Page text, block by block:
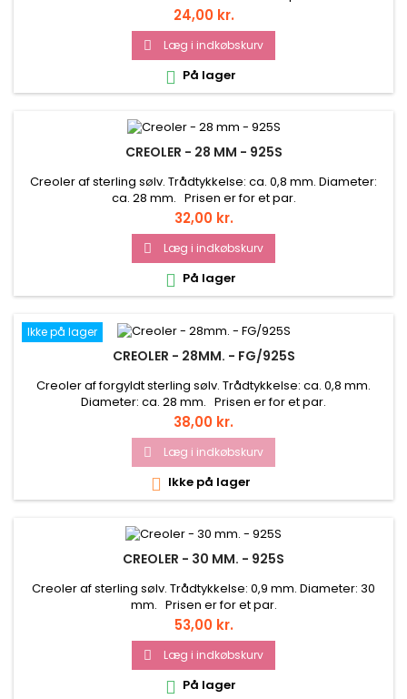
Pris
24,00 kr.
 Læg i indkøbskurv
 På lager
CREOLER - 28 MM - 925S
Creoler af sterling sølv. Trådtykkelse: ca. 0,8 mm. Diameter:
ca. 28 mm. Prisen er for et par.
Pris
32,00 kr.
 Læg i indkøbskurv
 På lager
Ikke på lager
CREOLER - 28MM. - FG/925S
Creoler af forgyldt sterling sølv. Trådtykkelse: ca. 0,8 mm.
Diameter: ca. 28 mm. Prisen er for et par.
Pris
38,00 kr.
 Læg i indkøbskurv
 Ikke på lager
CREOLER - 30 MM. - 925S
Creoler af sterling sølv. Trådtykkelse: 0,9 mm. Diameter: 30
mm. Prisen er for et par.
Pris
53,00 kr.
 Læg i indkøbskurv
 På lager